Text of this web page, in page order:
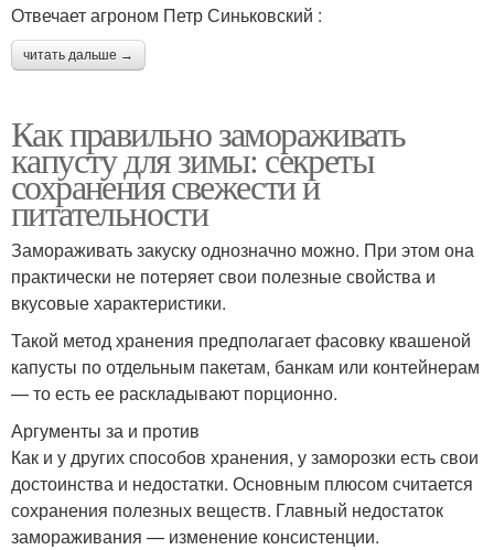
Отвечает агроном Петр Синьковский :
читать дальше →
Как правильно замораживать
капусту для зимы: секреты
сохранения свежести и
питательности
Замораживать закуску однозначно можно. При этом она
практически не потеряет свои полезные свойства и
вкусовые характеристики.
Такой метод хранения предполагает фасовку квашеной
капусты по отдельным пакетам, банкам или контейнерам
— то есть ее раскладывают порционно.
Аргументы за и против
Как и у других способов хранения, у заморозки есть свои
достоинства и недостатки. Основным плюсом считается
сохранения полезных веществ. Главный недостаток
замораживания — изменение консистенции.